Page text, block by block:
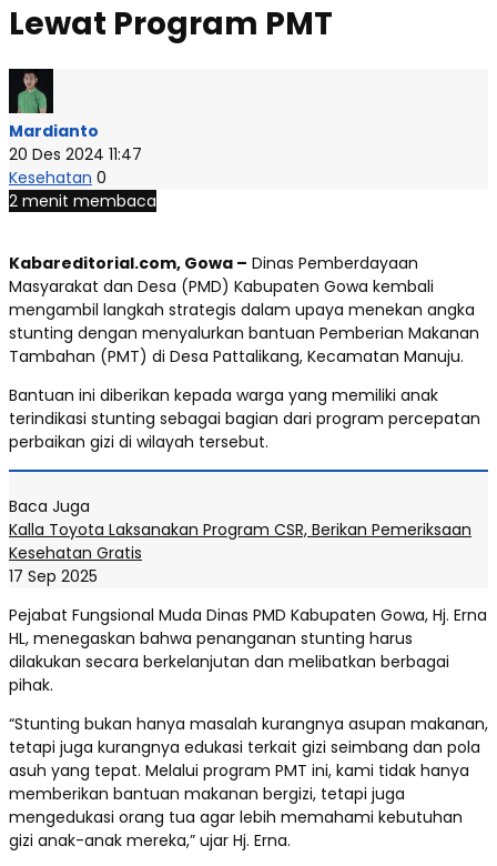
Lewat Program PMT
Mardianto
20 Des 2024 11:47
Kesehatan 0
2 menit membaca
Kabareditorial.com, Gowa – Dinas Pemberdayaan
Masyarakat dan Desa (PMD) Kabupaten Gowa kembali
mengambil langkah strategis dalam upaya menekan angka
stunting dengan menyalurkan bantuan Pemberian Makanan
Tambahan (PMT) di Desa Pattalikang, Kecamatan Manuju.
Bantuan ini diberikan kepada warga yang memiliki anak
terindikasi stunting sebagai bagian dari program percepatan
perbaikan gizi di wilayah tersebut.
Baca Juga
Kalla Toyota Laksanakan Program CSR, Berikan Pemeriksaan
Kesehatan Gratis
17 Sep 2025
Pejabat Fungsional Muda Dinas PMD Kabupaten Gowa, Hj. Erna
HL, menegaskan bahwa penanganan stunting harus
dilakukan secara berkelanjutan dan melibatkan berbagai
pihak.
“Stunting bukan hanya masalah kurangnya asupan makanan,
tetapi juga kurangnya edukasi terkait gizi seimbang dan pola
asuh yang tepat. Melalui program PMT ini, kami tidak hanya
memberikan bantuan makanan bergizi, tetapi juga
mengedukasi orang tua agar lebih memahami kebutuhan
gizi anak-anak mereka,” ujar Hj. Erna.